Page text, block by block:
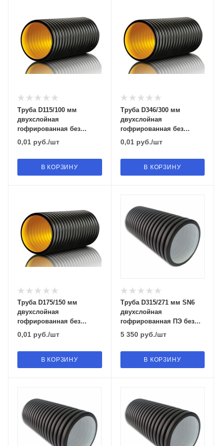
Труба D115/100 мм
двухслойная
гофрированная без
раструба с муфтой и
уплотнительным
0,01 руб./шт
В КОРЗИНУ
Труба D346/300 мм
двухслойная
гофрированная без
раструба с муфтой и
уплотнительным
0,01руб./шт
В КОРЗИНУ
Труба D175/150 мм
двухслойная
гофрированная без
раструба с муфтой и
уплотнительным
кольцом SN 6
0,01 руб./шт
В КОРЗИНУ
Труба D315/271 мм SN6
двухслойная
гофрированная ПЭ без
раструба
5 350руб./шт
В КОРЗИНУ